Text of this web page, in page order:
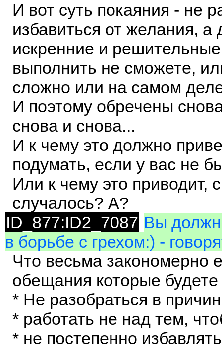
И вот суть покаяния - не
избавиться от желания, а
искренние и
выполнить не сможете,
сложно или на самом
И поэтому обречены
снова и снова...
И к чему это должно
подумать, если у вас не
Или к чему это приводит,
случалось? А?
ID_877:ID2_7087 Вы
в борьбе с грехом:) -
Что весьма закономерно
обещания которые
* Не разобраться в
* работать не над тем,
* не постепенно